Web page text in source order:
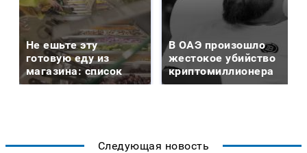
Не ешьте эту
готовую еду из
магазина: список
В ОАЭ произошло
жестокое убийство
криптомиллионера
Следующая новость